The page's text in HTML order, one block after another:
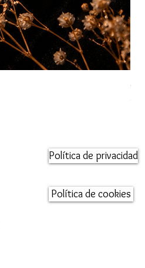
Política de privacidad
Política de cookies